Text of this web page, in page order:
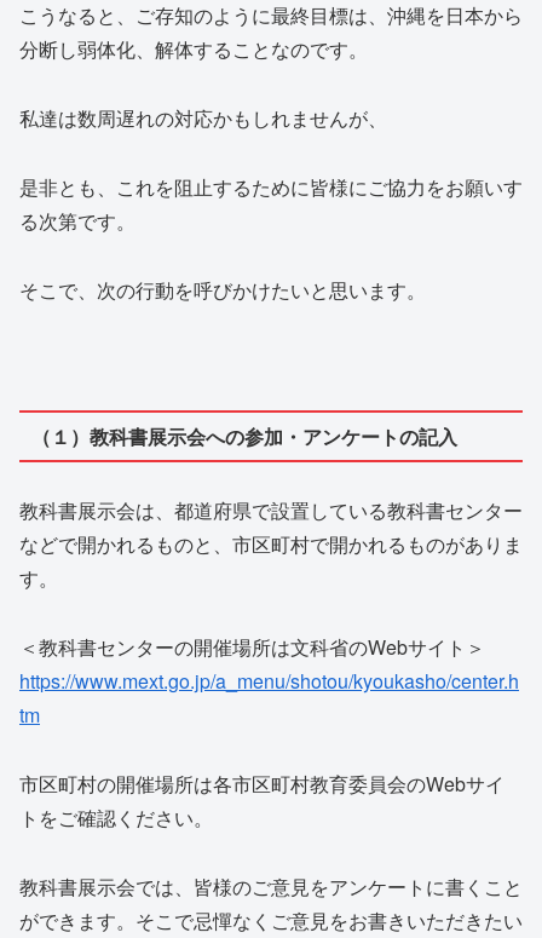
こうなると、ご存知のように最終目標は、沖縄を日本から
分断し弱体化、解体することなのです。
私達は数周遅れの対応かもしれませんが、
是非とも、これを阻止するために皆様にご協力をお願いす
る次第です。
そこで、次の行動を呼びかけたいと思います。
（１）教科書展示会への参加・アンケートの記入
教科書展示会は、都道府県で設置している教科書センター
などで開かれるものと、市区町村で開かれるものがありま
す。
＜教科書センターの開催場所は文科省のWebサイト＞
https://www.mext.go.jp/a_menu/shotou/kyoukasho/center.h
tm
市区町村の開催場所は各市区町村教育委員会のWebサイ
トをご確認ください。
教科書展示会では、皆様のご意見をアンケートに書くこと
ができます。そこで忌憚なくご意見をお書きいただきたい